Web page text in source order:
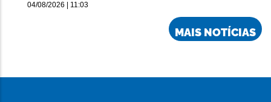
04/08/2026 | 11:03
MAIS NOTÍCIAS